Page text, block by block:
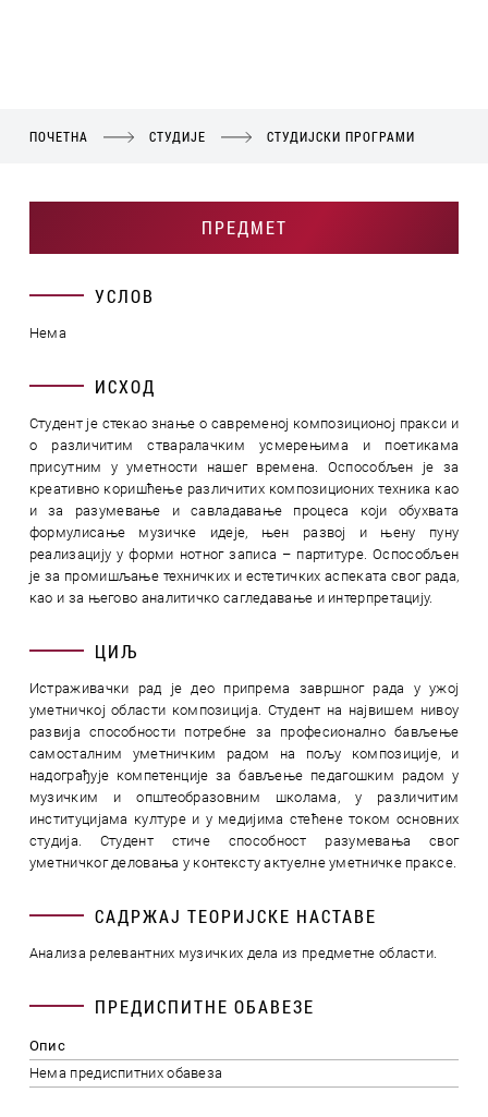
ПОЧЕТНА СТУДИЈЕ СТУДИЈСКИ ПРОГРАМИ
ПРЕДМЕТ
УСЛОВ
Нема
ИСХОД
Студент је стекао знање о савременој композиционој пракси и
о различитим стваралачким усмерењима и поетикама
присутним у уметности нашег времена. Оспособљен је за
креативно коришћење различитих композиционих техника као
и за разумевање и савладавање процеса који обухвата
формулисање музичке идеје, њен развој и њену пуну
реализацију у форми нотног записа – партитуре. Оспособљен
је за промишљање техничких и естетичких аспеката свог рада,
као и за његово аналитичко сагледавање и интерпретацију.
ЦИЉ
Истраживачки рад је део припрема завршног рада у ужој
уметничкој области композиција. Студент на највишем нивоу
развија способности потребне за професионално бављење
самосталним уметничким радом на пољу композиције, и
надограђује компетенције за бављење педагошким радом у
музичким и општеобразовним школама, у различитим
институцијама културе и у медијима стећене током основних
студија. Студент стиче способност разумевања свог
уметничког деловања у контексту актуелне уметничке праксе.
САДРЖАЈ ТЕОРИЈСКЕ НАСТАВЕ
Анализа релевантних музичких дела из предметне области.
ПРЕДИСПИТНЕ ОБАВЕЗЕ
Опис
Нема предиспитних обавеза